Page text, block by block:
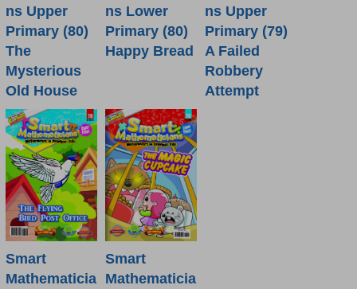
ns Upper
Primary (80)
The
Mysterious
Old House
ns Lower
Primary (80)
Happy Bread
ns Upper
Primary (79)
A Failed
Robbery
Attempt
Smart
Mathematicia
Smart
Mathematicia